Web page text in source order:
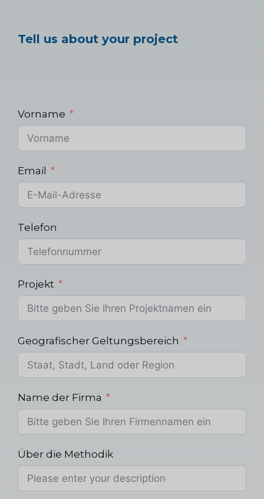
Tell us about your project
Vorname
Email
Telefon
Projekt
Geografischer Geltungsbereich
Name der Firma
Über die Methodik